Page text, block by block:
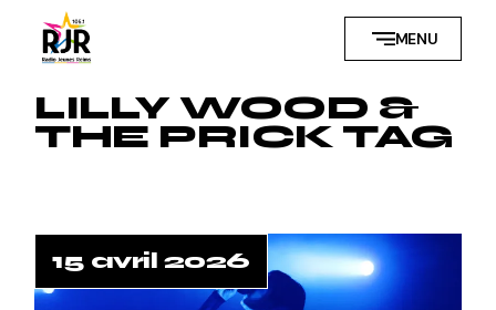
content
MENU
LILLY WOOD &
THE PRICK TAG
15 avril 2026